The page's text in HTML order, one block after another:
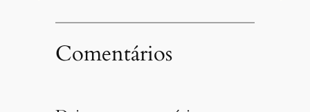
Comentários